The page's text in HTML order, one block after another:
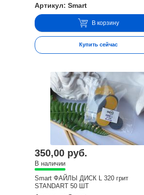
Артикул: Smart
В корзину
Купить сейчас
350,00 руб.
В наличии
Smart ФАЙЛЫ ДИСК L 320 грит
STANDART 50 ШТ